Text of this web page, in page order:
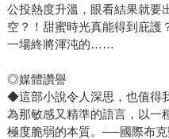
公投熱度升溫，眼看結果就要
空？！甜蜜時光真能得到庇護
一場終將渾沌的……
◎媒體讚譽
◆這部小說令人深思，也值得
為那敏感又精準的語言，以一
極度脆弱的本質。──國際布